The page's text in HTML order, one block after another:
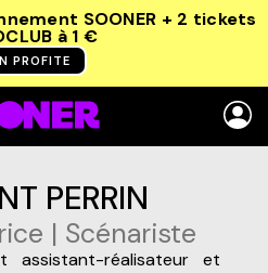
SOONER + 2 tickets
à 1 €
PROFITE
PERRIN
| Scénariste
assistant-réalisateur et